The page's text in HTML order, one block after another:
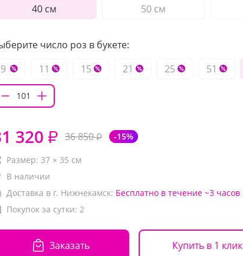
40 см
50 см
число роз в букете:
9
11 15 21 25 51
320 ₽ 36 850₽ -15%
Размер: 37 × 35 см
В наличии
Доставка в г. Нижнекамск: Бесплатно в течение ~3 часов
Покупок за сутки: 2
Заказать Купить в 1 клик